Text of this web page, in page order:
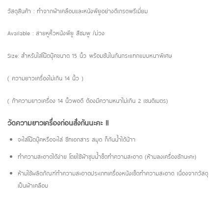
วัสดุสินค้า : ทำจากผ้าเคลือบและหนังพียูอย่างดีเกรดพรีเมี่ยม
Available : สายหูหิ้วหนังพียู สีชมพู /ม่วง
Size: สำหรับใส่โน๊ตบุ๊คขนาด 15 นิ้ว พร้อมซับในกันกระแทกแบบหนาพิเศษ
( ความยาวเครื่องไม่เกิน 14 นิ้ว )
( ถ้าความยาวเครื่อง 14 นิ้วพอดี ต้องมีความหนาไม่เกิน 2 เซนติเมตร)
วัดความยาวเครื่องก่อนสั่งกันนะคะ !!
จะใส่โน๊ตบุ๊คหรือจะใส่ ชีทเอกสาร สมุด ก็กันน้ำได้น้าา
ทำความสะอาดได้ง่าย โดยใช้ผ้าชุบน้ำช็ดทำความสะอาด (ห้ามลงเครื่องซักนะคะ)
ห้ามใช้ผลิตภัณฑ์ทำความสะอาดประเภทเครื่องหนังเช็ดทำความสะอาด เนื่องจากวัสดุ
เป็นผ้าเคลือบ